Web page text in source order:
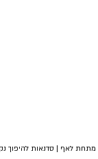
| מתחת לאף | סדנאות להיפוך